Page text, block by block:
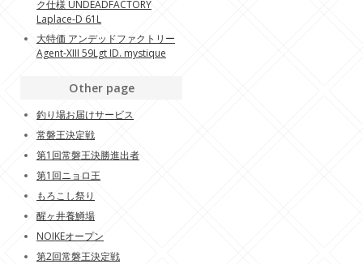
ク仕様 UNDEADFACTORY
Laplace-D 61L
大特価 アンデッドファクトリー
Agent-XIII 59Lgt ID. mystique
Other page
釣り場お届けサービス
常磐王決定戦
第1回常磐王決勝進出者
第1回ニョロ王
もろこし祭り
醒ヶ井養鱒場
NOIKEオープン
第2回常磐王決定戦